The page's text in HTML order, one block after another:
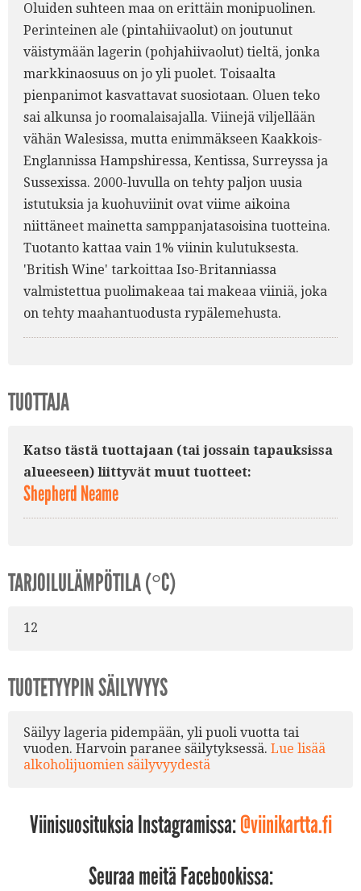
Oluiden suhteen maa on erittäin monipuolinen.
Perinteinen ale (pintahiivaolut) on joutunut
väistymään lagerin (pohjahiivaolut) tieltä, jonka
markkinaosuus on jo yli puolet. Toisaalta
pienpanimot kasvattavat suosiotaan. Oluen teko
sai alkunsa jo roomalaisajalla. Viinejä viljellään
vähän Walesissa, mutta enimmäkseen Kaakkois-
Englannissa Hampshiressa, Kentissa, Surreyssa ja
Sussexissa. 2000-luvulla on tehty paljon uusia
istutuksia ja kuohuviinit ovat viime aikoina
niittäneet mainetta samppanjatasoisina tuotteina.
Tuotanto kattaa vain 1% viinin kulutuksesta.
'British Wine' tarkoittaa Iso-Britanniassa
valmistettua puolimakeaa tai makeaa viiniä, joka
on tehty maahantuodusta rypälemehusta.
TUOTTAJA
Katso tästä tuottajaan (tai jossain tapauksissa
alueeseen) liittyvät muut tuotteet:
Shepherd Neame
TARJOILULÄMPÖTILA (°C)
12
TUOTETYYPIN SÄILYVYYS
Säilyy lageria pidempään, yli puoli vuotta tai
vuoden. Harvoin paranee säilytyksessä. Lue lisää
alkoholijuomien säilyvyydestä
Viinisuosituksia Instagramissa:@viinikartta.fi
Seuraa meitä Facebookissa: